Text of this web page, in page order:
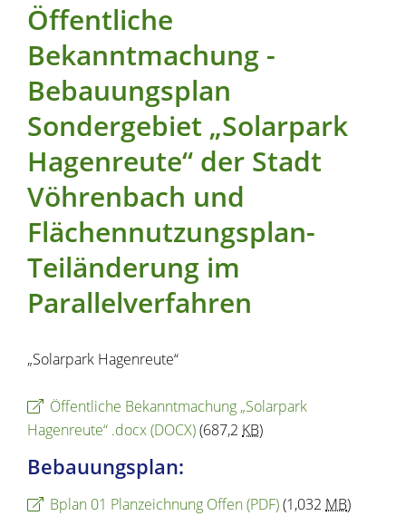
Öffentliche
Bekanntmachung -
Bebauungsplan
Sondergebiet „Solarpark
Hagenreute“ der Stadt
Vöhrenbach und
Flächennutzungsplan-
Teiländerung im
Parallelverfahren
„Solarpark Hagenreute“
Öffentliche Bekanntmachung „Solarpark
Hagenreute“ .docx(DOCX)(687,2 KB)
Bebauungsplan:
Bplan 01 Planzeichnung Offen(PDF)(1,032 MB)